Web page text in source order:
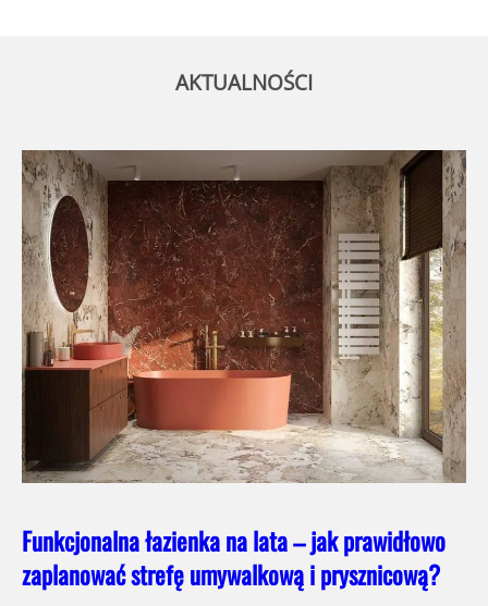
AKTUALNOŚCI
Funkcjonalna łazienka na lata – jak prawidłowo
zaplanować strefę umywalkową i prysznicową?